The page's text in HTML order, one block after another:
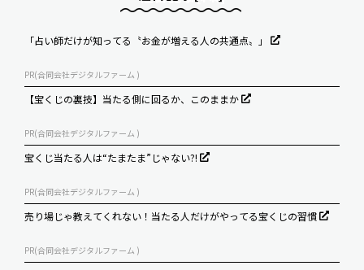
「占い師だけが知ってる〝お金が増える人の共通点〟」
PR(合同会社デジタルファーム )
【宝くじの裏技】当たる側に回るか、このままか
PR(合同会社デジタルファーム )
宝くじ当たる人は“たまたま”じゃない?!
PR(合同会社デジタルファーム )
売り場じゃ教えてくれない！当たる人だけがやってる宝くじの習慣
PR(合同会社デジタルファーム )